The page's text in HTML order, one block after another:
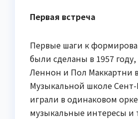
Первая встреча
Первые шаги к
были сделаны в 1957
Леннон и Пол Маккартни
Музыкальной школе
играли в одинаковом
музыкальные интересы и